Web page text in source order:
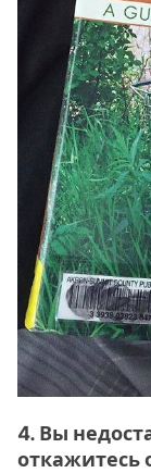
4. Вы
откажитесь